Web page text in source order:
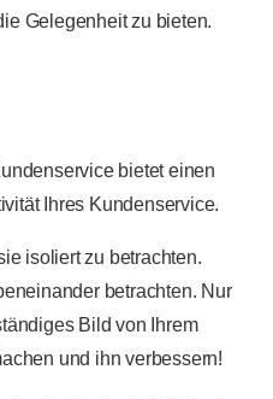
Gelegenheit zu bieten.
bietet einen
Ihres Kundenservice.
isoliert zu betrachten.
betrachten. Nur
Bild von Ihrem
und ihn verbessern!